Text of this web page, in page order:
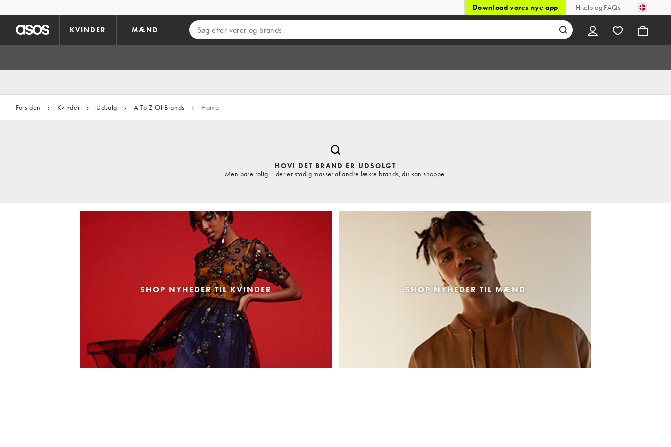
Download vores nye app Hjælp og FAQs
KVINDER MÆND
Forsiden › Kvinder › Udsalg › A To Z Of Brands › Hama
HOV! DET BRAND ER UDSOLGT
Men bare rolig – der er stadig masser af andre lækre brands, du kan shoppe.
SHOP NYHEDER TIL KVINDER SHOP NYHEDER TIL MÆND